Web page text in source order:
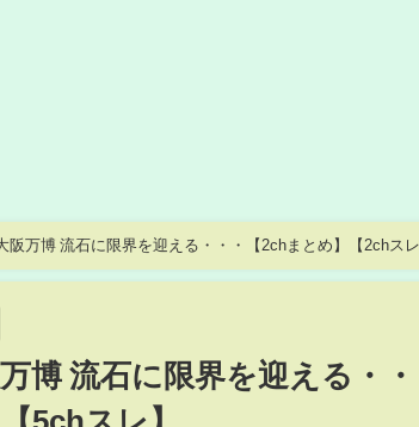
阪万博 流石に限界を迎える・・・【2chまとめ】【2chスレ
博 流石に限界を迎える・